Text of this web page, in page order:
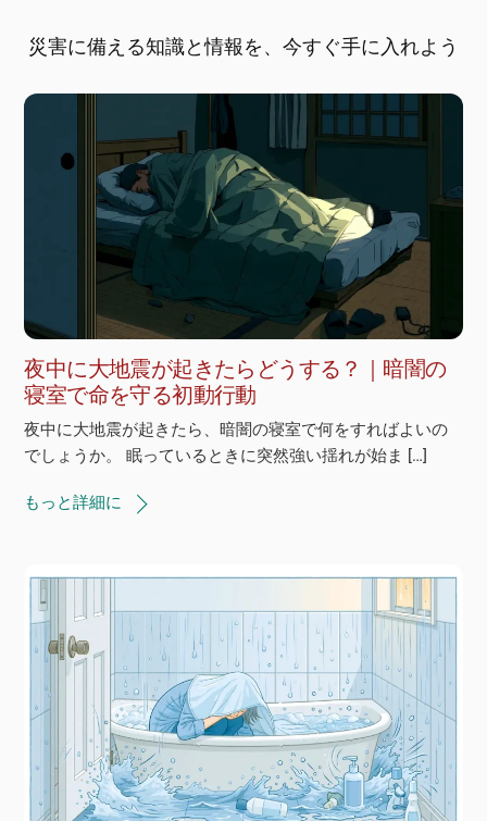
災害に備える知識と情報を、今すぐ手に入れよう
夜中に大地震が起きたらどうする？｜暗闇の
寝室で命を守る初動行動
夜中に大地震が起きたら、暗闇の寝室で何をすればよいの
でしょうか。 眠っているときに突然強い揺れが始ま […]
もっと詳細に